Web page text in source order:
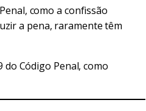
como a confissão
a pena, raramente têm
Código Penal, como